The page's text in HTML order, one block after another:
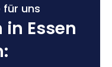
für uns
Essen